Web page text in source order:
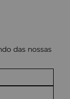
das nossas